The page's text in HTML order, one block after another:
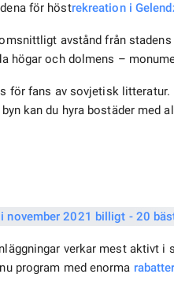
för höstrekreation i
avstånd från stadens
högar och dolmens –
för fans av sovjetisk
kan du hyra bostäder med
verkar mest aktivt i
program med enorma rabatter